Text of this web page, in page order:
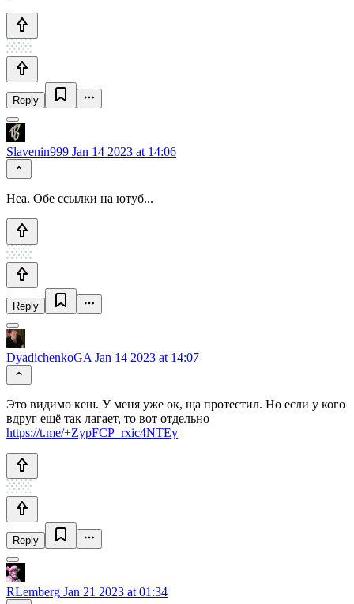
Reply
Slavenin999 Jan 14 2023 at 14:06
Неа. Обе ссылки на ютуб...
Reply
DyadichenkoGA Jan 14 2023 at 14:07
Это видимо кеш. У меня уже ок, ща протестил. Но если у кого
вдруг ещё так лагает, то вот отдельно
https://t.me/+ZypFCP_rxic4NTEy
Reply
RLemberg Jan 21 2023 at 01:34